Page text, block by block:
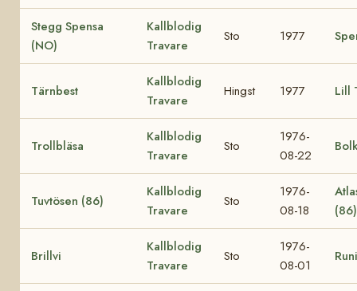
Stegg Spensa
(NO)
Kallblodig
Travare
Sto 1977
Tärnbest
Kallblodig
Travare
Hingst 1977 Lill
Trollbläsa
Kallblodig
Travare
Sto
1976-
08-22
Tuvtösen (86)
Kallblodig
Travare
Sto
1976-
08-18
Brillvi
Kallblodig
Travare
Sto
1976-
08-01